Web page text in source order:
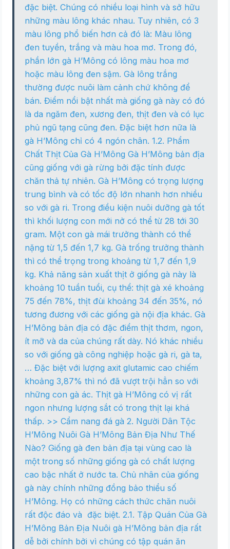
đặc biệt. Chúng có nhiều loại hình và sở hữu
những màu lông khác nhau. Tuy nhiên, có 3
màu lông phổ biến hơn cả đó là: Màu lông
đen tuyền, trắng và màu hoa mơ. Trong đó,
phần lớn gà H’Mông có lông màu hoa mơ
hoặc màu lông đen sậm. Gà lông trắng
thường được nuôi làm cảnh chứ không để
bán. Điểm nổi bật nhất mà giống gà này có đó
là da ngăm đen, xương đen, thịt đen và có lục
phủ ngũ tạng cũng đen. Đặc biệt hơn nữa là
gà H’Mông chỉ có 4 ngón chân. 1.2. Phẩm
Chất Thịt Của Gà H’Mông Gà H’Mông bản địa
cũng giống với gà rừng bởi đặc tính được
chăn thả tự nhiên. Gà H’Mông có trọng lượng
trung bình và có tốc độ lớn nhanh hơn nhiều
so với gà ri. Trong điều kiện nuôi dưỡng gà tốt
thì khối lượng con mới nở có thể từ 28 tới 30
gram. Một con gà mái trưởng thành có thể
nặng từ 1,5 đến 1,7 kg. Gà trống trưởng thành
thì có thể trọng trong khoảng từ 1,7 đến 1,9
kg. Khả năng sản xuất thịt ở giống gà này là
khoảng 10 tuần tuổi, cụ thể: thịt gà xé khoảng
75 đến 78%, thịt đùi khoảng 34 đến 35%, nó
tương đương với các giống gà nội địa khác. Gà
H’Mông bản địa có đặc điểm thịt thơm, ngon,
ít mỡ và da của chúng rất dày. Nó khác nhiều
so với giống gà công nghiệp hoặc gà ri, gà ta,
… Đặc biệt với lượng axit glutamic cao chiếm
khoảng 3,87% thì nó đã vượt trội hẳn so với
những con gà ác. Thịt gà H’Mông có vị rất
ngon nhưng lượng sắt có trong thịt lại khá
thấp. >> Cẩm nang đá gà 2. Người Dân Tộc
H’Mông Nuôi Gà H’Mông Bản Địa Như Thế
Nào? Giống gà đen bản địa tại vùng cao là
một trong số những giống gà có chất lượng
cao bậc nhất ở nước ta. Chủ nhân của giống
gà này chính những đồng bảo thiểu số
H’Mông. Họ có những cách thức chăn nuôi
rất độc đáo và đặc biệt. 2.1. Tập Quán Của Gà
H’Mông Bản Địa Nuôi gà H’Mông bản địa rất
dễ bởi chính bởi vì chúng có tập quán ăn